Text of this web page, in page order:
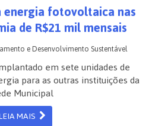
fotovoltaica nas
de R$21 mil mensais
e Desenvolvimento Sustentável
em sete unidades de
para as outras instituições da
Municipal
MAIS